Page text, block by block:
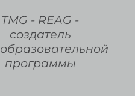
TMG - REAG -
создатель
образовательной
программы